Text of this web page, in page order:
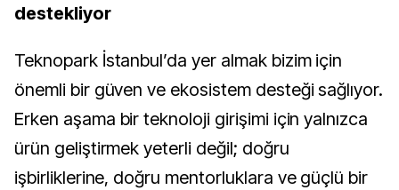
destekliyor
Teknopark İstanbul’da yer almak bizim için
önemli bir güven ve ekosistem desteği sağlıyor.
Erken aşama bir teknoloji girişimi için yalnızca
ürün geliştirmek yeterli değil; doğru
işbirliklerine, doğru mentorluklara ve güçlü bir